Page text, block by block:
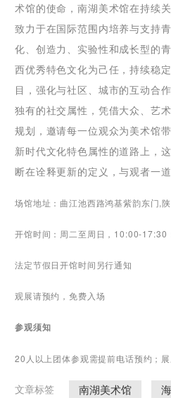
术馆的使命，南湖美术馆在持续
致力于在国际范围内培养与支持
化、创造力、实验性和成长型的
西优秀特色文化为己任，持续稳
目，强化与社区、城市的互动合
独有的社交属性，凭借大众、艺
规划，邀请每一位观众为美术馆
新时代文化特色属性的道路上，
断在诠释更新的定义，与观者一道
场馆地址：曲江池西路鸿基紫韵东门,
开馆时间：周二至周日，10:00-17:30
法定节假日开馆时间另行通知
观展请预约，免费入场
参观须知
20人以上团体参观需提前电话预约；
文章标签 南湖美术馆